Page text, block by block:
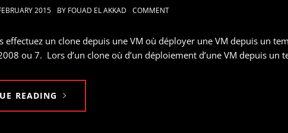
2015 BY FOUAD EL AKKAD COMMENT
effectuez un clone depuis une VM où déployer une VM depuis un
ou 7. Lors d’un clone où d’un déploiement d’une VM depuis
READING